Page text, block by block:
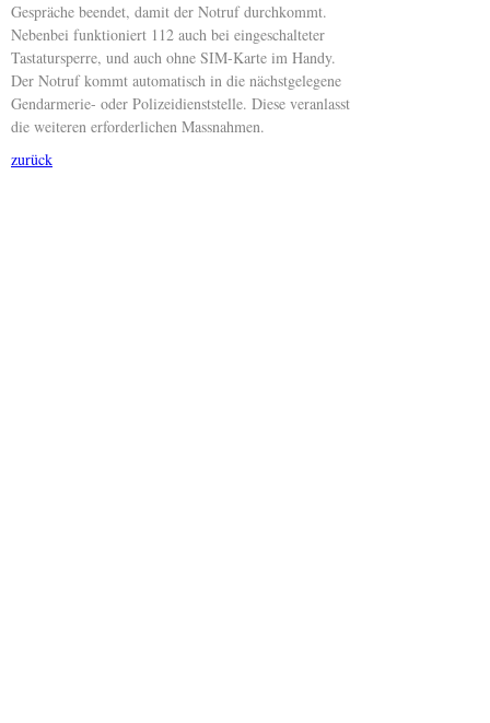
Gespräche beendet, damit der Notruf durchkommt.
Nebenbei funktioniert 112 auch bei eingeschalteter
Tastatursperre, und auch ohne SIM-Karte im Handy.
Der Notruf kommt automatisch in die nächstgelegene
Gendarmerie- oder Polizeidienststelle. Diese veranlasst
die weiteren erforderlichen Massnahmen.
zurück